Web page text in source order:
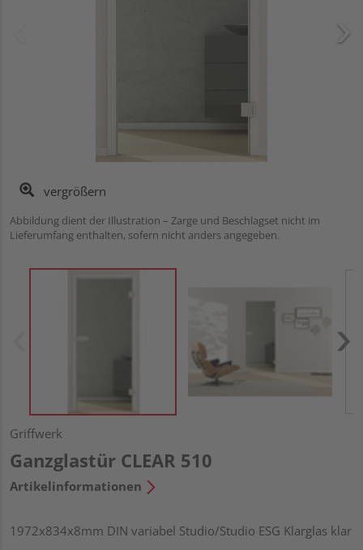
vergrößern
Abbildung dient der Illustration – Zarge und Beschlagset nicht im
Lieferumfang enthalten, sofern nicht anders angegeben.
Griffwerk
Ganzglastür CLEAR 510
Artikelinformationen
1972x834x8mm DIN variabel Studio/Studio ESG Klarglas klar